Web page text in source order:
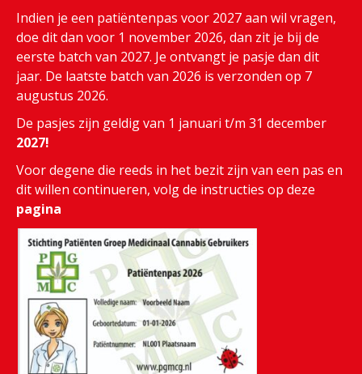
Indien je een patiëntenpas voor 2027 aan wil vragen,
doe dit dan voor 1 november 2026, dan zit je bij de
eerste batch van 2027. Je ontvangt je pasje dan dit
jaar. De laatste batch van 2026 is verzonden op 7
augustus 2026.
De pasjes zijn geldig van 1 januari t/m 31 december
2027!
Voor degene die reeds in het bezit zijn van een pas en
dit willen continueren, volg de instructies op deze
pagina